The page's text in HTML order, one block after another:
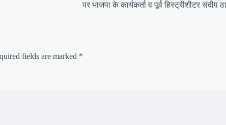
पर भाजपा के कार्यकर्ता व पूर्व हिस्ट्रीशीटर संदीप
fields are marked *